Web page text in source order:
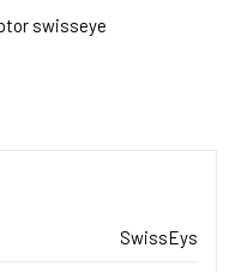
swisseye
SwissEys